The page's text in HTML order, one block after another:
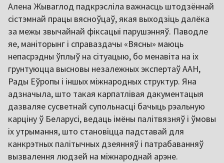
Алена Жываглод падкрэсліла важнасць штодзённай
сістэмнай працы вясноўцаў, якая выходзіць далёка
за межы звычайнай фіксацыі парушэнняў. Паводле
яе, маніторынг і справаздачы «Вясны» маюць
непасрэдны ўплыў на сітуацыю, бо менавіта на іх
грунтуюцца высновы незалежных экспертаў ААН,
Рады Еўропы і іншых міжнародных структур. Яна
адзначыла, што такая карпатлівая дакументацыя
дазваляе сусветнай супольнасці бачыць рэальную
карціну ў Беларусі, ведаць імёны палітвязняў і ўмовы
іх утрымання, што становіцца падставай для
канкрэтных палітычных дзеянняў і патрабаванняў
вызвалення людзей на міжнароднай арэне.